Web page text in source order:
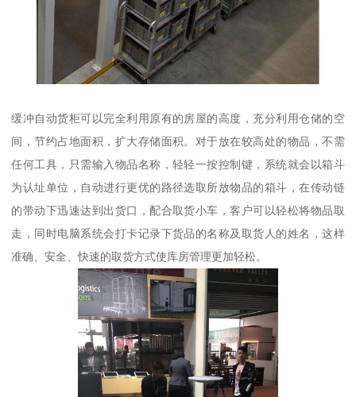
缓冲自动货柜可以完全利用原有的房屋的高度，充分利用仓储的空
间，节约占地面积，扩大存储面积。对于放在较高处的物品，不需
任何工具，只需输入物品名称，轻轻一按控制键，系统就会以箱斗
为认址单位，自动进行更优的路径选取所放物品的箱斗，在传动链
的带动下迅速达到出货口，配合取货小车，客户可以轻松将物品取
走，同时电脑系统会打卡记录下货品的名称及取货人的姓名，这样
准确、安全、快速的取货方式使库房管理更加轻松。